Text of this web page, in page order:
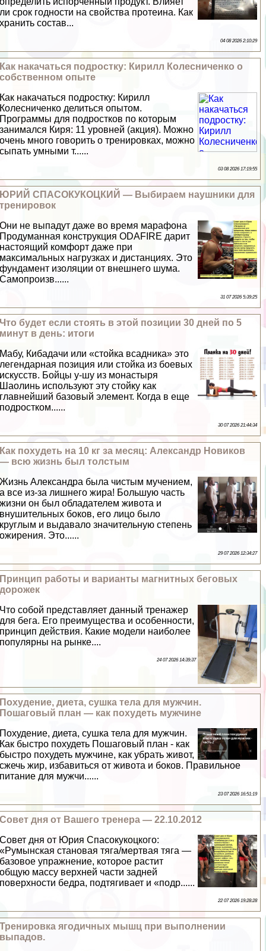
ли срок годности на свойства протеина. Как
хранить состав...
04 08 2026 2:10:29
Как накачаться подростку: Кирилл Колесниченко о
собственном опыте
Как накачаться подростку: Кирилл
Колесниченко делиться опытом.
Программы для подростков по которым
занимался Киря: 11 уровней (акция). Можно
очень много говорить о тренировках, можно
сыпать умными т......
03 08 2026 17:19:55
ЮРИЙ СПАСОКУКОЦКИЙ — Выбираем наушники для
тренировок
Они не выпадут даже во время марафона
Продуманная конструкция ODAFIRE дарит
настоящий комфорт даже при
максимальных нагрузках и дистанциях. Это
фундамент изоляции от внешнего шума.
Самопроизв......
31 07 2026 5:39:25
Что будет если стоять в этой позиции 30 дней по 5
минут в день: итоги
Мабу, Кибадачи или «стойка всадника» это
легендарная позиция или стойка из боевых
искусств. Бойцы у-шу из монастыря
Шаолинь используют эту стойку как
главнейший базовый элемент. Когда в еще
подростком......
30 07 2026 21:44:34
Как похудеть на 10 кг за месяц: Александр Новиков
— всю жизнь был толстым
Жизнь Александра была чистым мучением,
а все из-за лишнего жира! Большую часть
жизни он был обладателем живота и
внушительных боков, его лицо было
круглым и выдавало значительную степень
ожирения. Это......
29 07 2026 12:34:27
Принцип работы и варианты магнитных беговых
дорожек
Что собой представляет данный тренажер
для бега. Его преимущества и особенности,
принцип действия. Какие модели наиболее
популярны на рынке....
24 07 2026 14:39:37
Похудение, диета, сушка тела для мужчин.
Пошаговый план — как похудеть мужчине
Похудение, диета, сушка тела для мужчин.
Как быстро похудеть Пошаговый план - как
быстро похудеть мужчине, как убрать живот,
сжечь жир, избавиться от живота и боков. Правильное
питание для мужчи......
23 07 2026 16:51:19
Совет дня от Вашего тренера — 22.10.2012
Совет дня от Юрия Спасокукоцкого:
«Румынская становая тяга/мертвая тяга —
базовое упражнение, которое растит
общую массу верхней части задней
поверхности бедра, подтягивает и «подр......
22 07 2026 19:28:28
Тренировка ягодичных мышц при выполнении
выпадов.